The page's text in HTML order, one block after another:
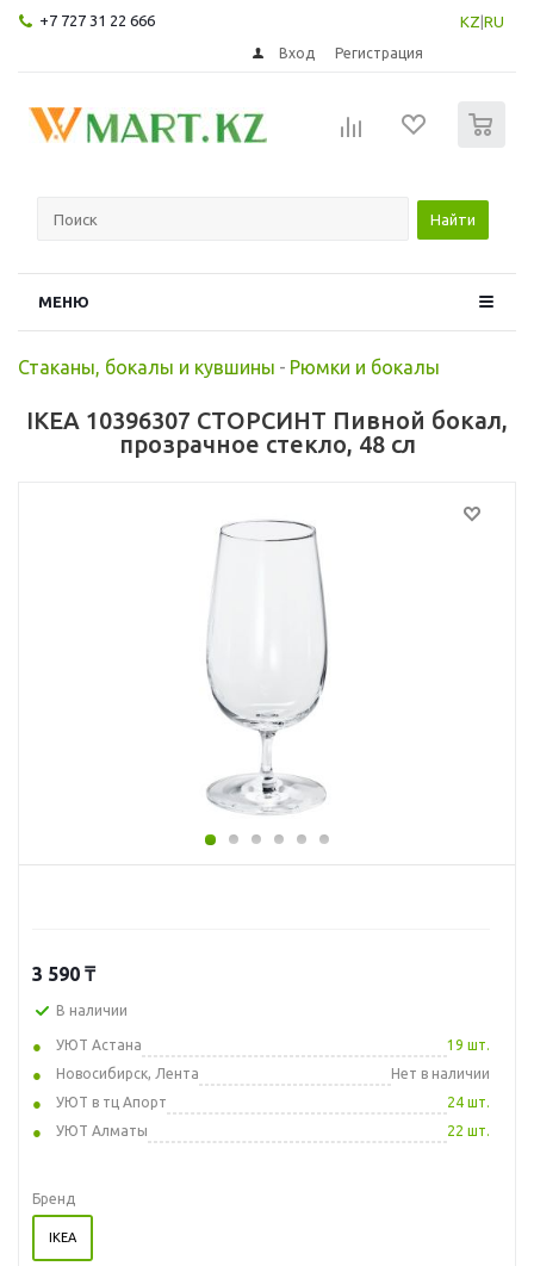
+7 727 31 22 666 KZ RU
Вход Регистрация
Найти
МЕНЮ
Стаканы, бокалы и кувшины - Рюмки и бокалы
IKEA 10396307 СТОРСИНТ Пивной бокал,
прозрачное стекло, 48 сл
3 590 ₸
В наличии
УЮТ Астана
19 шт.
Новосибирск, Лента
Нет в наличии
УЮТ в тц Апорт
24 шт.
УЮТ Алматы
22 шт.
Бренд
IKEA